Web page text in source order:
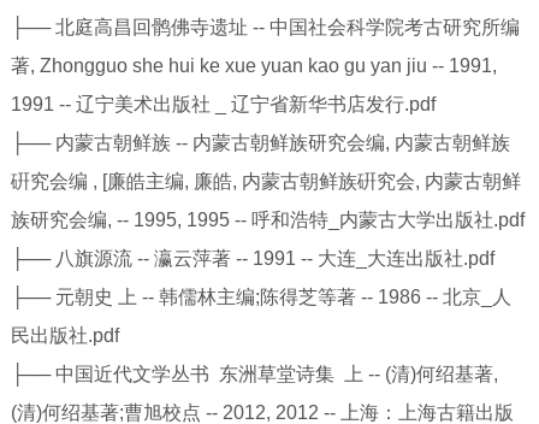
├── 北庭高昌回鹘佛寺遗址 -- 中国社会科学院考古研究所编
著, Zhongguo she hui ke xue yuan kao gu yan jiu -- 1991,
1991 -- 辽宁美术出版社 _ 辽宁省新华书店发行.pdf
├── 内蒙古朝鲜族 -- 内蒙古朝鲜族研究会编, 内蒙古朝鲜族
硏究会编 , [廉皓主编, 廉皓, 内蒙古朝鲜族硏究会, 内蒙古朝鲜
族研究会编, -- 1995, 1995 -- 呼和浩特_内蒙古大学出版社.pdf
├── 八旗源流 -- 瀛云萍著 -- 1991 -- 大连_大连出版社.pdf
├── 元朝史 上 -- 韩儒林主编;陈得芝等著 -- 1986 -- 北京_人
民出版社.pdf
├── 中国近代文学丛书 东洲草堂诗集 上 -- (清)何绍基著,
(清)何绍基著;曹旭校点 -- 2012, 2012 -- 上海：上海古籍出版